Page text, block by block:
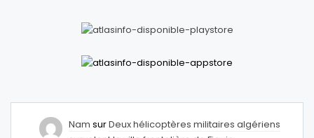
Nam surDeux hélicoptères militaires algériens